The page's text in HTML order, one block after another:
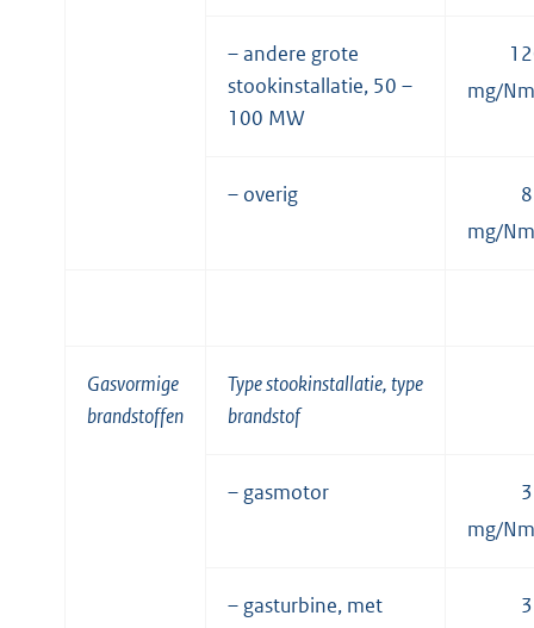
– andere grote
stookinstallatie, 50 –
100 MW
mg/Nm
– overig
mg/Nm
Gasvormige
brandstoffen
Type stookinstallatie, type
brandstof
– gasmotor
mg/Nm
– gasturbine, met